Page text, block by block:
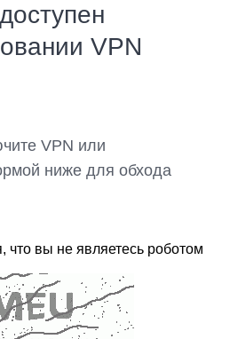
VPN
VPN или
ниже для обхода
что вы не являетесь роботом